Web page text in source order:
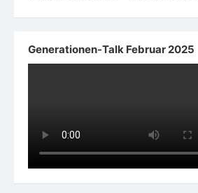
Generationen-Talk Februar 2025